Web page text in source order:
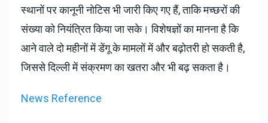
स्थानों पर कानूनी नोटिस भी जारी किए गए हैं, ताकि मच्छरों की
संख्या को नियंत्रित किया जा सके। विशेषज्ञों का मानना है कि
आने वाले दो महीनों में डेंगू के मामलों में और बढ़ोतरी हो सकती है,
जिससे दिल्ली में संक्रमण का खतरा और भी बढ़ सकता है।
News Reference